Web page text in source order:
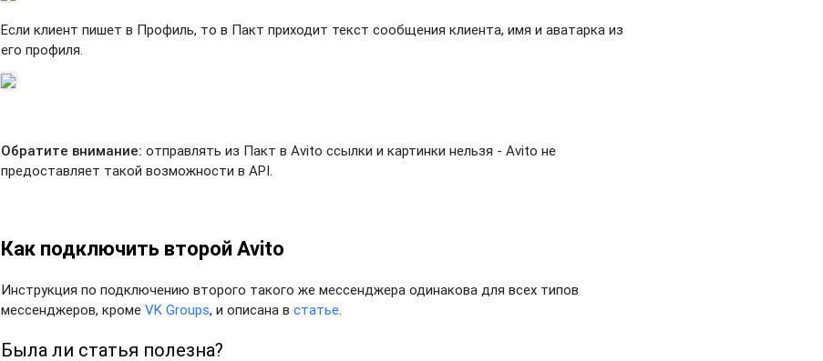
Если клиент пишет в Профиль, то в Пакт приходит текст сообщения клиента, имя и аватарка из
его профиля.
Обратите внимание: отправлять из Пакт в Avito ссылки и картинки нельзя - Avito не
предоставляет такой возможности в API.
Как подключить второй Avito
Инструкция по подключению второго такого же мессенджера одинакова для всех типов
мессенджеров, кромеVK Groups, и описана встатье.
Была ли статья полезна?